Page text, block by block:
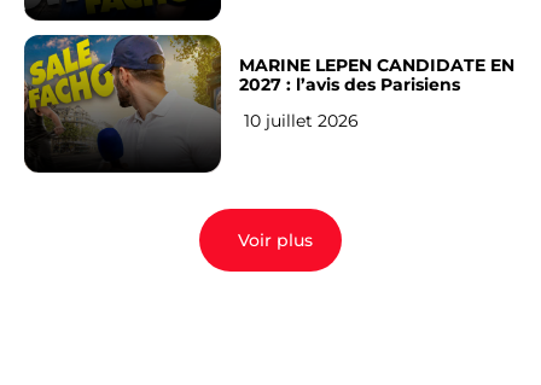
MARINE LEPEN CANDIDATE EN
2027 : l’avis des Parisiens
10 juillet 2026
Voir plus